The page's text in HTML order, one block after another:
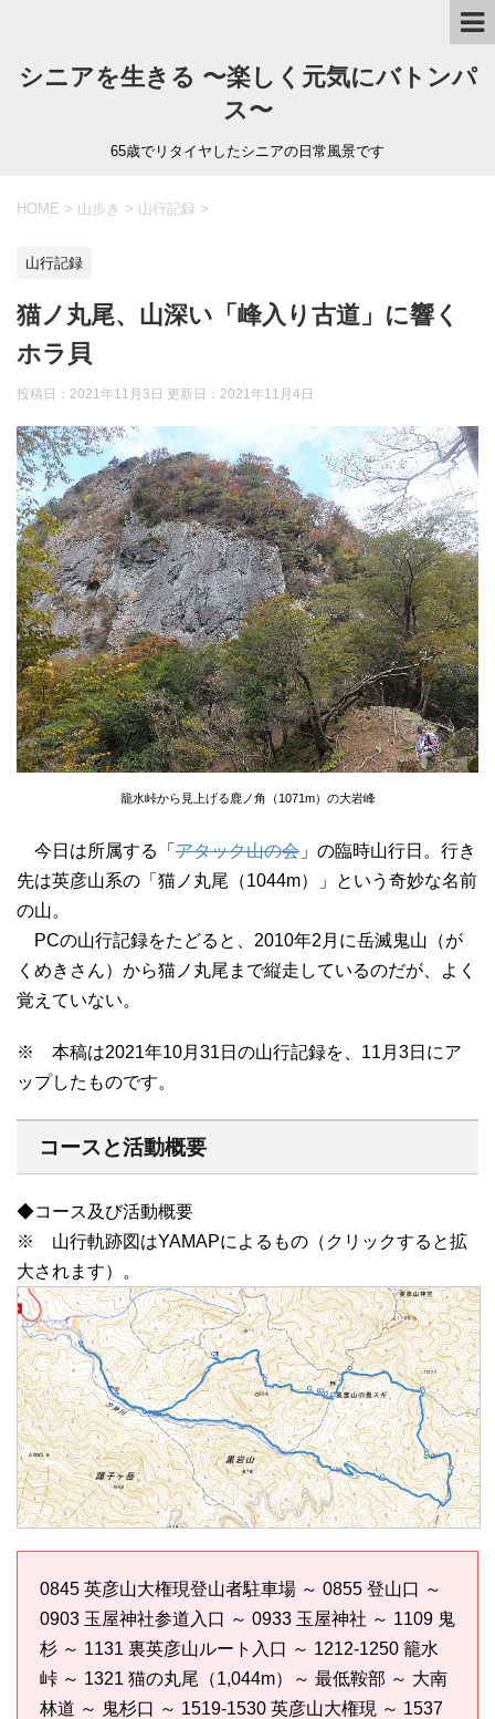
シニアを生きる 〜楽しく元気にバトンパ
ス〜
65歳でリタイヤしたシニアの日常風景です
HOME > 山歩き > 山行記録 >
山行記録
猫ノ丸尾、山深い「峰入り古道」に響く
ホラ貝
投稿日：2021年11月3日 更新日： 2021年11月4日
籠水峠から見上げる鹿ノ角（1071m）の大岩峰
今日は所属する「 アタック山の会 」の臨時山行日。行き
先は英彦山系の「猫ノ丸尾（1044m）」という奇妙な名前
の山。
PCの山行記録をたどると、2010年2月に岳滅鬼山（が
くめきさん）から猫ノ丸尾まで縦走しているのだが、よく
覚えていない。
※ 本稿は2021年10月31日の山行記録を、11月3日にア
ップしたものです。
コースと活動概要
◆コース及び活動概要
※ 山行軌跡図はYAMAPによるもの（クリックすると拡
大されます）。
0845 英彦山大権現登山者駐車場 ～ 0855 登山口 ～
0903 玉屋神社参道入口 ～ 0933 玉屋神社 ～ 1109 鬼
杉 ～ 1131 裏英彦山ルート入口 ～ 1212-1250 籠水
峠 ～ 1321 猫の丸尾（1,044m）～ 最低鞍部 ～ 大南
林道 ～ 鬼杉口 ～ 1519-1530 英彦山大権現 ～ 1537